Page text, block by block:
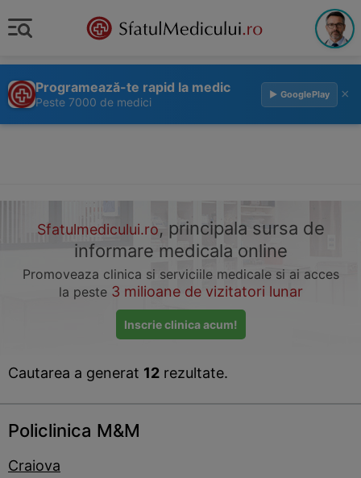
Programează-te rapid la medic
Peste 7000 de medici
▶ GooglePlay ×
Sfatulmedicului.ro, principala sursa de
informare medicala online
Promoveaza clinica si serviciile medicale si ai acces
la peste 3 milioane de vizitatori lunar
Inscrie clinica acum!
Cautarea a generat 12 rezultate.
Policlinica M&M
Craiova